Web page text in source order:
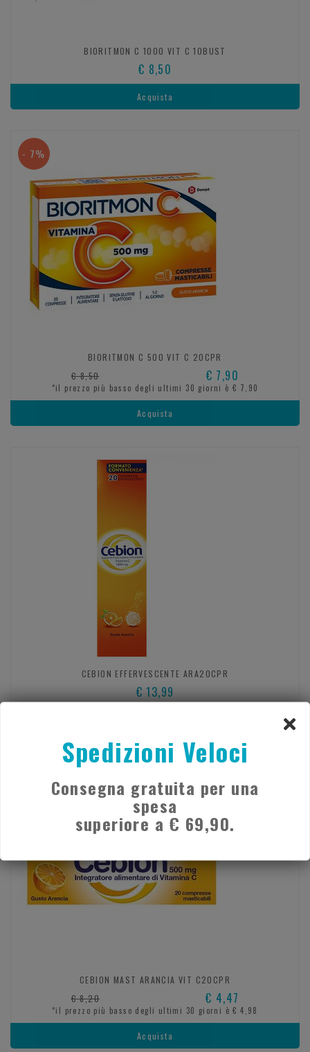
BIORITMON C 1000 VIT C 10BUST
€ 8,50
Acquista
BIORITMON C 500 VIT C 20CPR
- 7%
€ 8,50 € 7,90
*il prezzo più basso degli ultimi 30 giorni è € 7,90
Acquista
CEBION EFFERVESCENTE ARA20CPR
€ 13,99
CEBION MAST ARANCIA VIT C20CPR
€ 8,20 € 4,47
*il prezzo più basso degli ultimi 30 giorni è € 4,98
Acquista
Spedizioni Veloci
Consegna gratuita per una
spesa
superiore a € 69,90.